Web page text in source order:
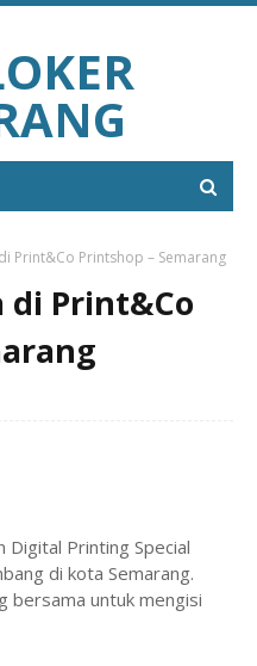
Print&Co Printshop – Semarang
di Print&Co
Digital Printing Special
di kota Semarang.
bersama untuk mengisi